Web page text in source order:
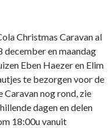
Christmas Caravan al
en maandag
Eben Haezer en Elim
te bezorgen voor de
nog rond, zie
dagen en delen
18:00u vanuit